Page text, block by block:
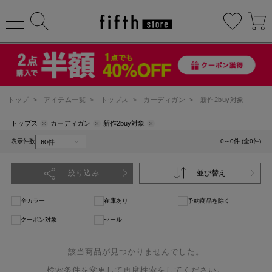
トップ > アイテム一覧 > トップス > カーディガン > 新作2buy対象
トップス カーディガン 新作2buy対象
表示件数 0～0件 (全0件)
絞り込み 並び替え
全カラー 在庫あり 予約商品を除く
クーポン対象 セール
該当商品が見つかりませんでした。
検索条件を変更して再度検索をしてください。